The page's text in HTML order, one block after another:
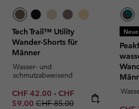
Tech Trail™ Utility
Wander-Shorts für
Männer
Wasser- und
schmutzabweisend
Minimum sale price:
CHF 42.00 - Maximum sale price:
CHF
59.00 Regular price:
CHF 85.00